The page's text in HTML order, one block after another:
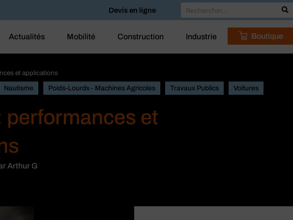
Devis en ligne
Actualités Mobilité Construction Industrie Boutique
et applications
Nautisme Poids-Lourds - Machines Agricoles Travaux Publics Voitures
performances et
Arthur G